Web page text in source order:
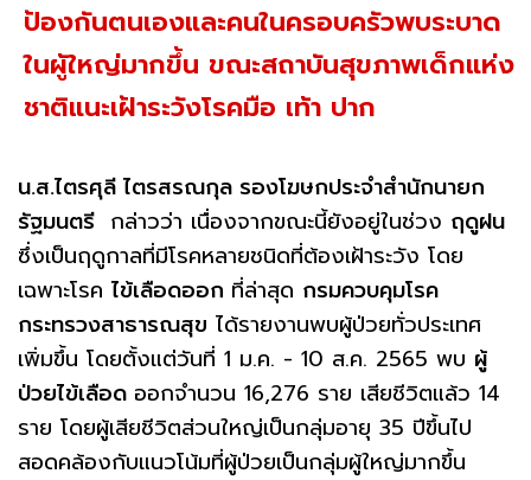
ป้องกันตนเองและคนในครอบครัวพบระบาด
ในผู้ใหญ่มากขึ้น ขณะสถาบันสุขภาพเด็กแห่ง
ชาติแนะเฝ้าระวังโรคมือ เท้า ปาก
น.ส.ไตรศุลี ไตรสรณกุล รองโฆษกประจำสำนักนายก
รัฐมนตรี กล่าวว่า เนื่องจากขณะนี้ยังอยู่ในช่วง ฤดูฝน
ซึ่งเป็นฤดูกาลที่มีโรคหลายชนิดที่ต้องเฝ้าระวัง โดย
เฉพาะโรค ไข้เลือดออก ที่ล่าสุด กรมควบคุมโรค
กระทรวงสาธารณสุข ได้รายงานพบผู้ป่วยทั่วประเทศ
เพิ่มขึ้น โดยตั้งแต่วันที่ 1 ม.ค. - 10 ส.ค. 2565 พบ ผู้
ป่วยไข้เลือด ออกจำนวน 16,276 ราย เสียชีวิตแล้ว 14
ราย โดยผู้เสียชีวิตส่วนใหญ่เป็นกลุ่มอายุ 35 ปีขึ้นไป
สอดคล้องกับแนวโน้มที่ผู้ป่วยเป็นกลุ่มผู้ใหญ่มากขึ้น